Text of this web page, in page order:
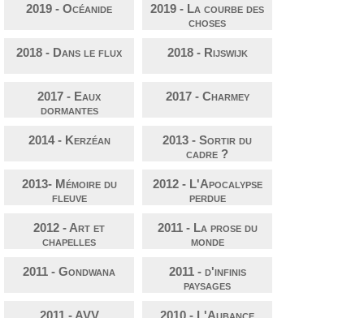
2019 - Océanide
2019 - La courbe des
choses
2018 - Dans le flux 2018 - Rijswijk
2017 - Eaux
dormantes
2017 - Charmey
2014 - Kerzéan
2013 - Sortir du
cadre ?
2013- Mémoire du
fleuve
2012 - L'Apocalypse
perdue
2012 - Art et
chapelles
2011 - La prose du
monde
2011 - Gondwana
2011 - d'infinis
paysages
2011 - AVV 2010 - L'Aubance